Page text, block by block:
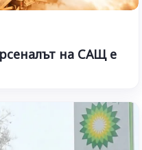
на САЩ е